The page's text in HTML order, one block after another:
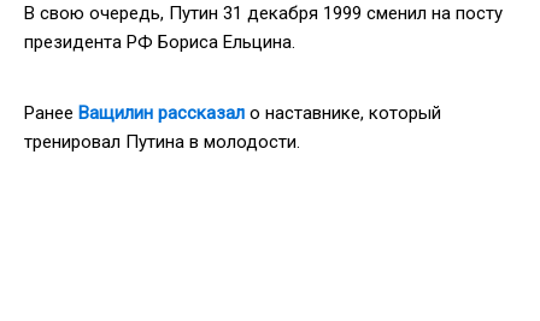
В свою очередь, Путин 31 декабря 1999 сменил на посту
президента РФ Бориса Ельцина.
Ранее Ващилин рассказал о наставнике, который
тренировал Путина в молодости.